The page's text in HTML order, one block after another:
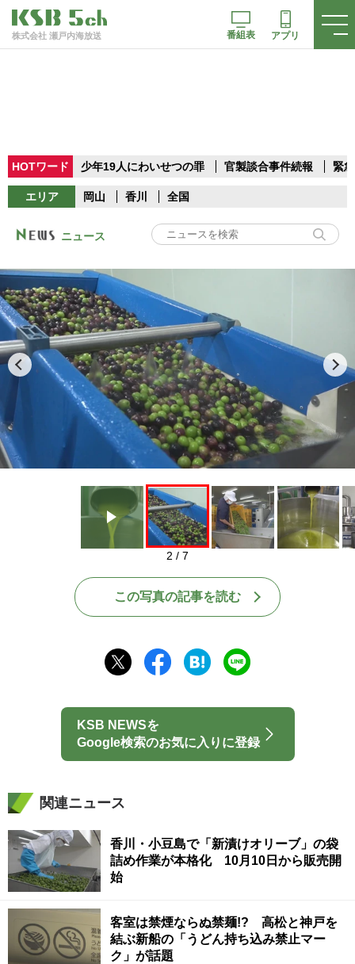
株式会社 瀬戸内海放送 番組表 アプリ
HOTワード 少年19人にわいせつの罪 官製談合事件続報 緊
エリア 岡山 香川 全国
ニュース
Play
2 / 7
この写真の記事を読む
KSB NEWSを
Google検索のお気に入りに登録
関連ニュース
香川・小豆島で「新漬けオリーブ」の袋
詰め作業が本格化 10月10日から販売開
始
客室は禁煙ならぬ禁麺!? 高松と神戸を
結ぶ新船の「うどん持ち込み禁止マー
ク」が話題